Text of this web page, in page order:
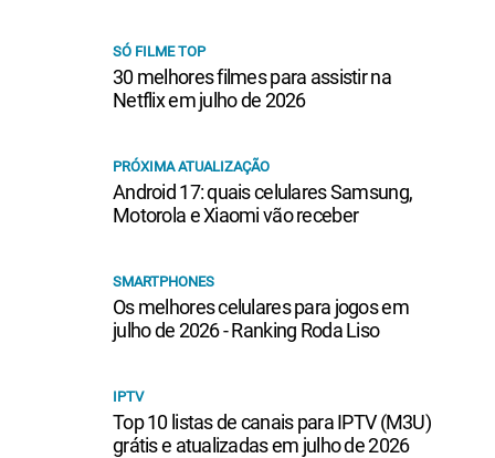
SÓ FILME TOP
30 melhores filmes para assistir na
Netflix em julho de 2026
PRÓXIMA ATUALIZAÇÃO
Android 17: quais celulares Samsung,
Motorola e Xiaomi vão receber
SMARTPHONES
Os melhores celulares para jogos em
julho de 2026 - Ranking Roda Liso
IPTV
Top 10 listas de canais para IPTV (M3U)
grátis e atualizadas em julho de 2026